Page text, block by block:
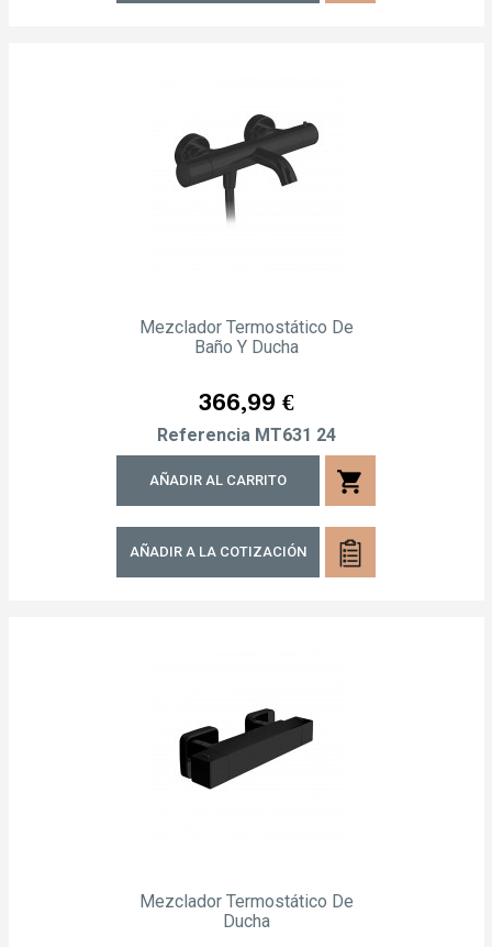
Mezclador Termostático De
Baño Y Ducha
Precio
366,99 €
Referencia MT631 24
AÑADIR AL CARRITO shopping_cart
AÑADIR A LA COTIZACIÓN
Mezclador Termostático De
Ducha